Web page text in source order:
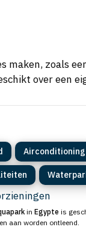
maken, zoals
over een
Airconditioning
in Egypte is
aan worden ontleend.